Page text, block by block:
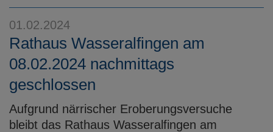
01.02.2024
Rathaus Wasseralfingen am
08.02.2024 nachmittags
geschlossen
Aufgrund närrischer Eroberungsversuche
bleibt das Rathaus Wasseralfingen am